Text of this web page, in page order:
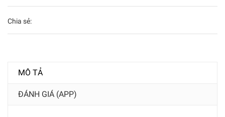
Chia sẻ:
MÔ TẢ
ĐÁNH GIÁ (APP)